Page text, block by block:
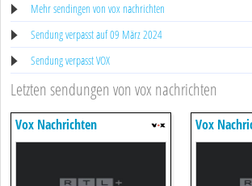
Mehr sendingen von vox nachrichten
Sendung verpasst auf 09 März 2024
Sendung verpasst VOX
Letzten sendungen von vox nachrichten
Vox Nachrichten Vox